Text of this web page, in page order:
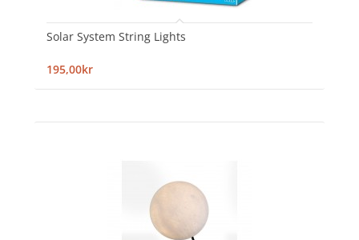
Solar System String Lights
195,00kr